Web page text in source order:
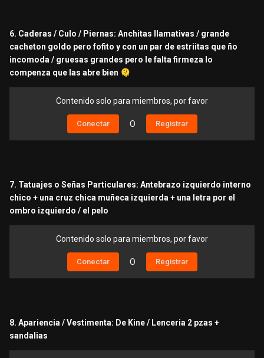
6. Caderas / Culo / Piernas: Anchitas llamativas / grande
cacheton goldo pero fofito y con un par de estriitas que ño
incomoda / gruesas grandes pero le falta firmeza lo
compenza que las abre bien 🫠
Contenido solo para miembros, por favor
Conectar O Registrar
7. Tatuajes o Señas Particulares: Antebrazo izquierdo interno
chico + una cruz chica muñeca izquierda + una letra por el
ombro izquierdo / el pelo
Contenido solo para miembros, por favor
Conectar O Registrar
8. Apariencia / Vestimenta: De Kine / Lenceria 2 pzas +
sandalias